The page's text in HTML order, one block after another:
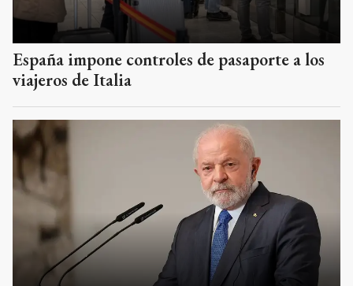
España impone controles de pasaporte a los
viajeros de Italia